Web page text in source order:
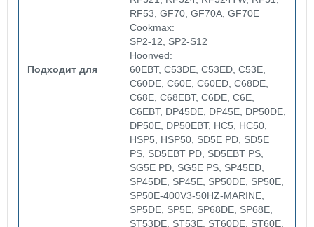
Подходит для
RF53, GF70, GF70A, GF70E
Cookmax:
SP2-12, SP2-S12
Hoonved:
60EBT, C53DE, C53ED, C53E,
C60DE, C60E, C60ED, C68DE,
C68E, C68EBT, C6DE, C6E,
C6EBT, DP45DE, DP45E, DP50DE,
DP50E, DP50EBT, HC5, HC50,
HSP5, HSP50, SD5E PD, SD5E
PS, SD5EBT PD, SD5EBT PS,
SG5E PD, SG5E PS, SP45ED,
SP45DE, SP45E, SP50DE, SP50E,
SP50E-400V3-50HZ-MARINE,
SP5DE, SP5E, SP68DE, SP68E,
ST53DE, ST53E, ST60DE, ST60E,